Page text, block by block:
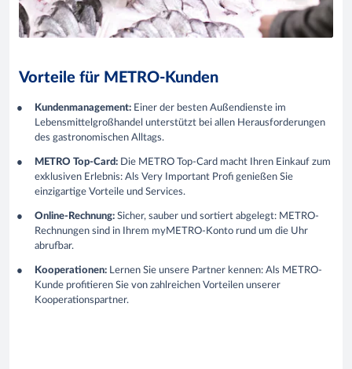
Vorteile für METRO-Kunden
Kundenmanagement: Einer der besten Außendienste im
Lebensmittelgroßhandel unterstützt bei allen Herausforderungen
des gastronomischen Alltags.
METRO Top-Card: Die METRO Top-Card macht Ihren Einkauf zum
exklusiven Erlebnis: Als Very Important Profi genießen Sie
einzigartige Vorteile und Services.
Online-Rechnung: Sicher, sauber und sortiert abgelegt: METRO-
Rechnungen sind in Ihrem myMETRO-Konto rund um die Uhr
abrufbar.
Kooperationen: Lernen Sie unsere Partner kennen: Als METRO-
Kunde profitieren Sie von zahlreichen Vorteilen unserer
Kooperationspartner.